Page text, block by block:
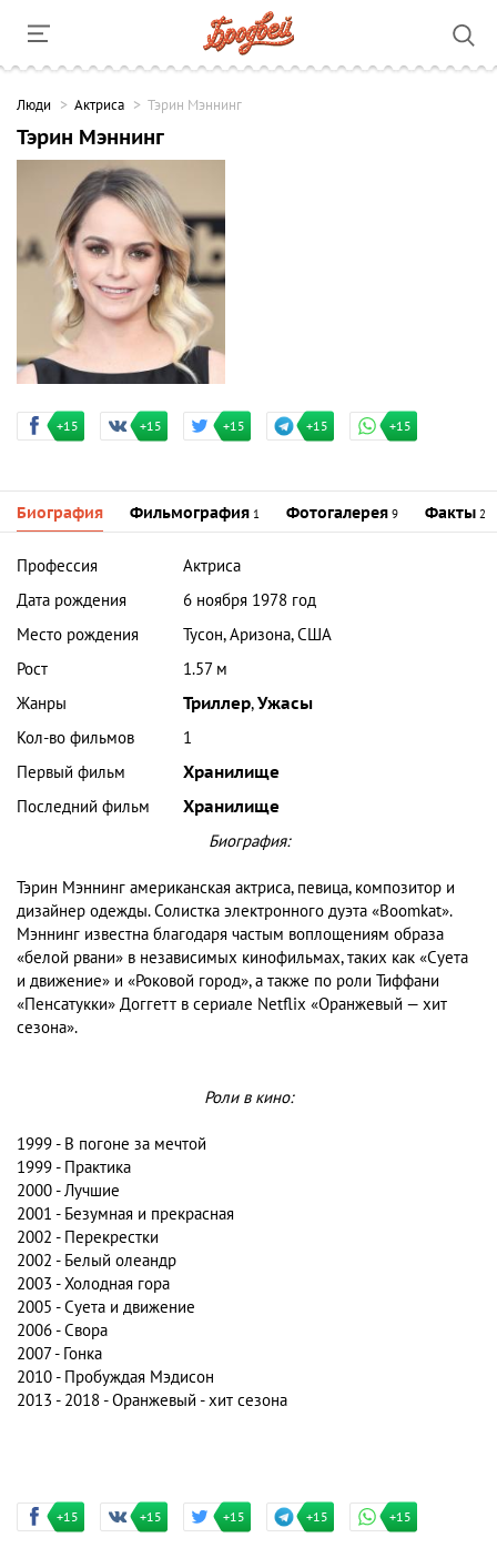
Люди Актриса Тэрин Мэннинг
Тэрин Мэннинг
+15 +15 +15 +15 +15
Биография Фильмография 1 Фотогалерея 9 Факты 2
Профессия
Актриса
Дата рождения
6 ноября 1978 год
Место рождения
Тусон, Аризона, США
Рост
1.57 м
Жанры
Триллер,Ужасы
Кол-во фильмов
1
Первый фильм
Хранилище
Последний фильм
Хранилище
Биография:
Тэрин Мэннинг американская актриса, певица, композитор и
дизайнер одежды. Солистка электронного дуэта «Boomkat».
Мэннинг известна благодаря частым воплощениям образа
«белой рвани» в независимых кинофильмах, таких как «Суета
и движение» и «Роковой город», а также по роли Тиффани
«Пенсатукки» Доггетт в сериале Netflix «Оранжевый — хит
сезона».
Роли в кино:
1999 - В погоне за мечтой
1999 - Практика
2000 - Лучшие
2001 - Безумная и прекрасная
2002 - Перекрестки
2002 - Белый олеандр
2003 - Холодная гора
2005 - Суета и движение
2006 - Свора
2007 - Гонка
2010 - Пробуждая Мэдисон
2013 - 2018 - Оранжевый - хит сезона
+15 +15 +15 +15 +15